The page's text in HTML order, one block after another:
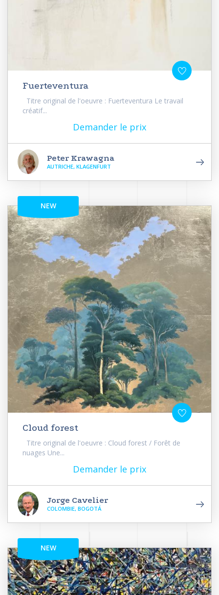
Fuerteventura
Titre original de l'oeuvre : Fuerteventura Le travail
créatif...
Demander le prix
Peter Krawagna
AUTRICHE, KLAGENFURT
NEW
Cloud forest
Titre original de l'oeuvre : Cloud forest / Forêt de
nuages Une...
Demander le prix
Jorge Cavelier
COLOMBIE, BOGOTÁ
NEW